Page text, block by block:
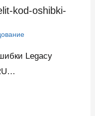
kod-oshibki-
Legacy